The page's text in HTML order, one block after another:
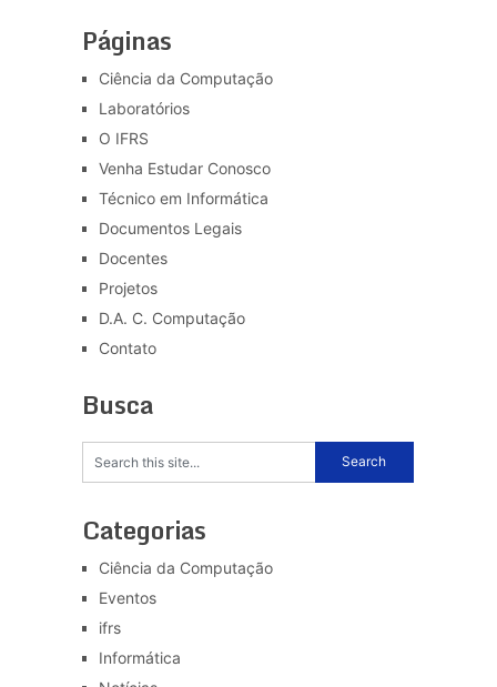
Páginas
Ciência da Computação
Laboratórios
O IFRS
Venha Estudar Conosco
Técnico em Informática
Documentos Legais
Docentes
Projetos
D.A. C. Computação
Contato
Busca
Categorias
Ciência da Computação
Eventos
ifrs
Informática